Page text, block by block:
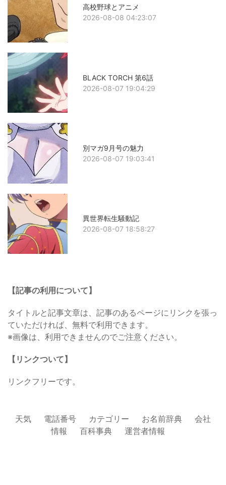
高校野球とアニメ
2026-08-08 04:23:07
BLACK TORCH 第6話
2026-08-07 19:04:29
別マガ9月号の魅力
2026-08-07 19:03:41
異世界転生騒動記
2026-08-07 18:58:27
【記事の利用について】
タイトルと記事文章は、記事のあるページにリンクを張っ
ていただければ、無料で利用できます。
※画像は、利用できませんのでご注意ください。
【リンクついて】
リンクフリーです。
天気 電話番号 カテゴリー お名前辞典
会社
情報
百科事典 運営者情報